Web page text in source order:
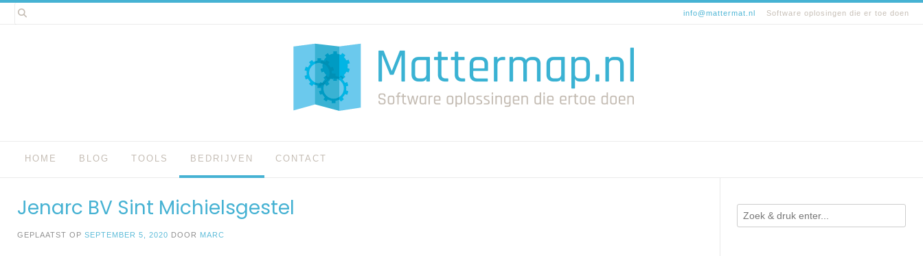
Spring
naar
info@mattermat.nl Software oplosingen die er toe doen
HOME BLOG TOOLS BEDRIJVEN CONTACT
Jenarc BV Sint Michielsgestel
GEPLAATST OP SEPTEMBER 5, 2020 DOOR MARC